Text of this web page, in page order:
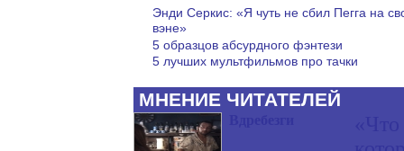
Энди Серкис: «Я чуть не сбил Пегга на
вэне»
5 образцов абсурдного фэнтези
5 лучших мультфильмов про тачки
МНЕНИЕ ЧИТАТЕЛЕЙ